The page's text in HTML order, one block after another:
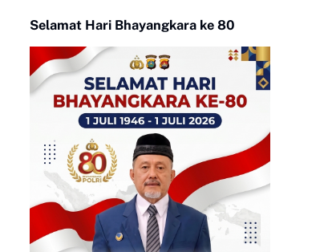
Selamat Hari Bhayangkara ke 80